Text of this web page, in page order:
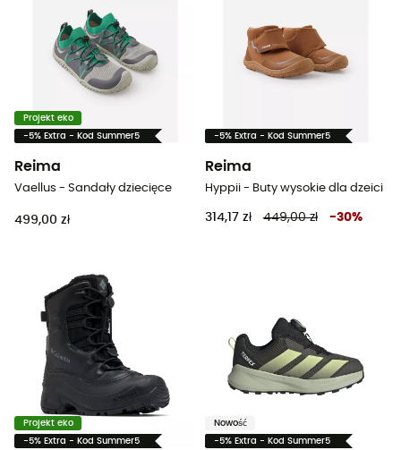
Projekt eko
-5% Extra - Kod Summer5
Reima
Vaellus - Sandały dziecięce
499,00 zł
-5% Extra - Kod Summer5
Reima
Hyppii - Buty wysokie dla dzeici
314,17 zł 449,00 zł -30%
Projekt eko
-5% Extra - Kod Summer5
Nowość
-5% Extra - Kod Summer5